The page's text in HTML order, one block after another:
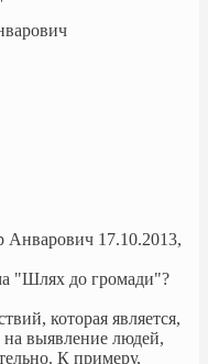
Анварович 17.10.2013,
"Шлях до громади"?
которая является,
на выявление людей,
К примеру,